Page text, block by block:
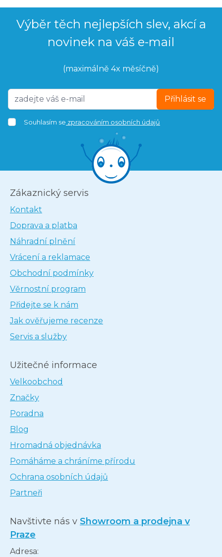
Výběr těch nejlepších slev, akcí a
novinek na váš e-mail
(maximálně 4x měsíčně)
Přihlásit se
Souhlasím se zpracováním osobních údajů
Zákaznický servis
Kontakt
Doprava a platba
Náhradní plnění
Vrácení a reklamace
Obchodní podmínky
Věrnostní program
Přidejte se k nám
Jak ověřujeme recenze
Servis a služby
Užitečné informace
Velkoobchod
Značky
Poradna
Blog
Hromadná objednávka
Pomáháme a chráníme přírodu
Ochrana osobních údajů
Partneři
Navštivte nás v Showroom a prodejna v
Praze
Adresa: